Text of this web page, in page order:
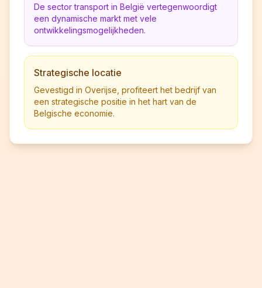
De sector transport in België vertegenwoordigt
een dynamische markt met vele
ontwikkelingsmogelijkheden.
Strategische locatie
Gevestigd in Overijse, profiteert het bedrijf van
een strategische positie in het hart van de
Belgische economie.